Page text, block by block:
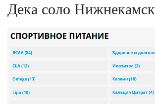
Дека соло Нижнекамск